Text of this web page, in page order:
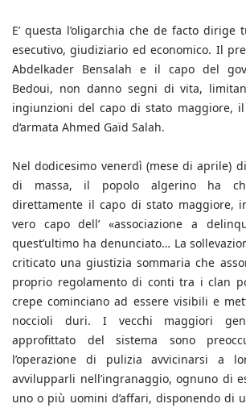
E’ questa l’oligarchia che de facto
esecutivo, giudiziario ed economico. Il
Abdelkader Bensalah e il capo del
Bedoui, non danno segni di vita,
ingiunzioni del capo di stato maggiore,
d‘armata Ahmed Gaïd Salah.
Nel dodicesimo venerdì (mese di aprile)
di massa, il popolo algerino ha
direttamente il capo di stato maggiore,
vero capo dell’ «associazione a
quest’ultimo ha denunciato… La
criticato una giustizia sommaria che
proprio regolamento di conti tra i clan
crepe cominciano ad essere visibili e
noccioli duri. I vecchi maggiori
approfittato del sistema sono
l’operazione di pulizia avvicinarsi a
avvilupparli nell’ingranaggio, ognuno di
uno o più uomini d’affari, disponendo di